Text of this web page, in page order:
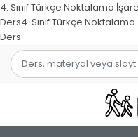
4. Sınıf Türkçe Noktalama
Ders4. Sınıf Türkçe
Ders